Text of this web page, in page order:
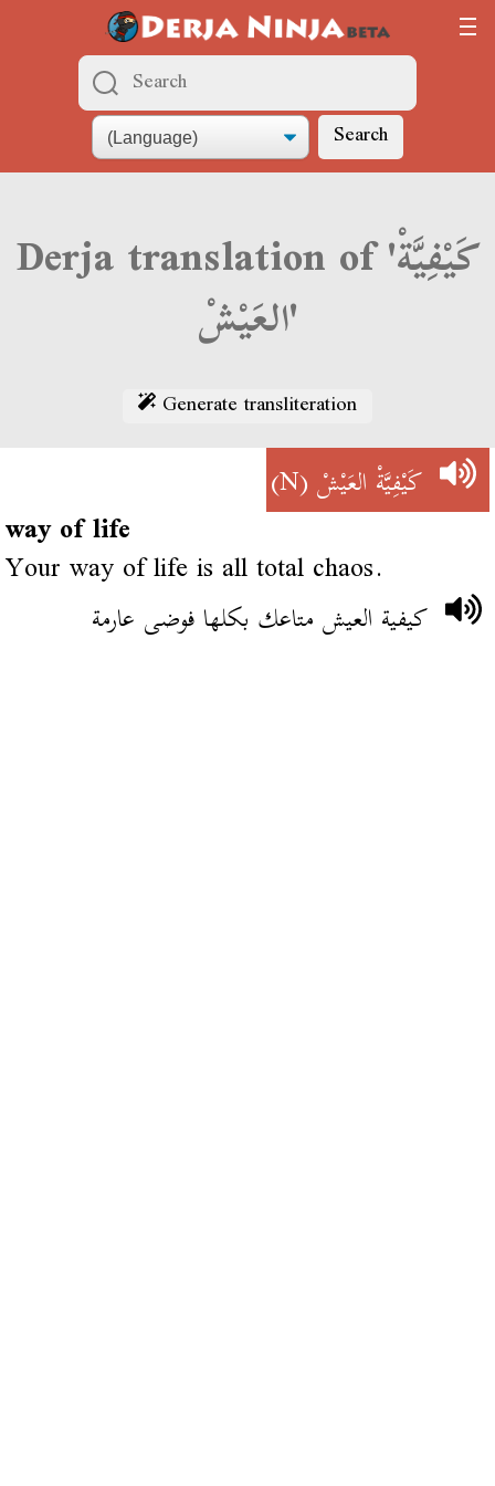
Search
Derja translation of 'كَيْفِيَّةْ
العَيْشْ'
Generate transliteration
كَيْفِيَّةْ العَيْشْ(N)
way of life
Your way of life is all total chaos.
كيفية العيش متاعك بكلها فوضى عارمة